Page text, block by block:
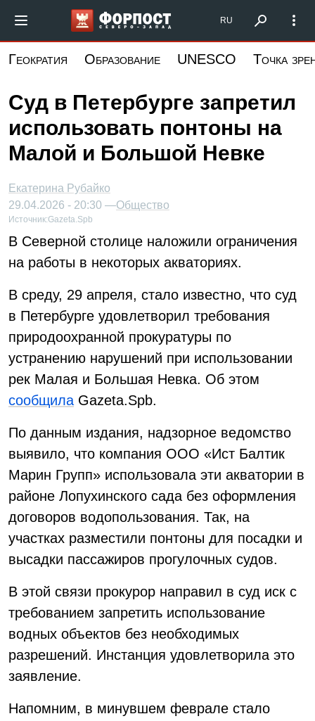
основному
Форпост Северо-Запад
RU
Геократия Образование UNESCO Точка
Суд в Петербурге запретил
использовать понтоны на
Малой и Большой Невке
Екатерина Рубайко
29.04.2026 - 20:30 —Общество
Источник:Gazeta.Spb
В Северной столице наложили ограничения
на работы в некоторых акваториях.
В среду, 29 апреля, стало известно, что суд
в Петербурге удовлетворил требования
природоохранной прокуратуры по
устранению нарушений при использовании
рек Малая и Большая Невка. Об этом
сообщила Gazeta.Spb.
По данным издания, надзорное ведомство
выявило, что компания ООО «Ист Балтик
Марин Групп» использовала эти акватории в
районе Лопухинского сада без оформления
договоров водопользования. Так, на
участках разместили понтоны для посадки и
высадки пассажиров прогулочных судов.
В этой связи прокурор направил в суд иск с
требованием запретить использование
водных объектов без необходимых
разрешений. Инстанция удовлетворила это
заявление.
Напомним, в минувшем феврале стало